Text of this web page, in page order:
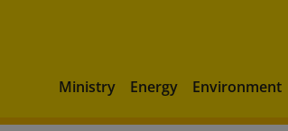
Ministry Energy Environment